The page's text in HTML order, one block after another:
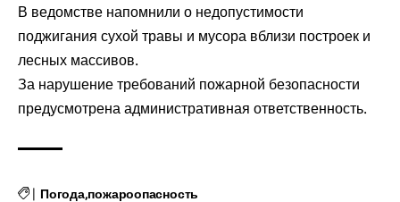
В ведомстве напомнили о недопустимости
поджигания сухой травы и мусора вблизи построек и
лесных массивов.
За нарушение требований пожарной безопасности
предусмотрена административная ответственность.
| Погода пожароопасность